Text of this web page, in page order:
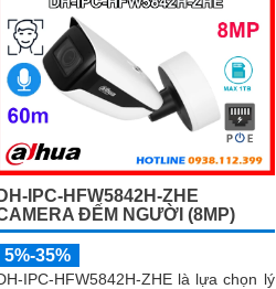
xác người và xe, giúp tăng cường bảo
mật hiệu quả
DH-IPC-HFW5842H-ZHE
ĐẾM NGƯỜI (8MP)
5%-35%
IPC-HFW5842H-ZHE là lựa chọn lý